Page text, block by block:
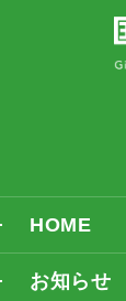
HOME
お知らせ